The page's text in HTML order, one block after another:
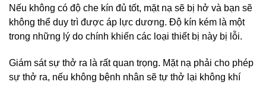
Nếu không có độ che kín đủ tốt, mặt nạ sẽ bị hở và bạn sẽ
không thể duy trì được áp lực dương. Độ kín kém là một
trong những lý do chính khiến các loại thiết bị này bị lỗi.
Giám sát sự thở ra là rất quan trọng. Mặt nạ phải cho phép
sự thở ra, nếu không bệnh nhân sẽ tự thở lại không khí